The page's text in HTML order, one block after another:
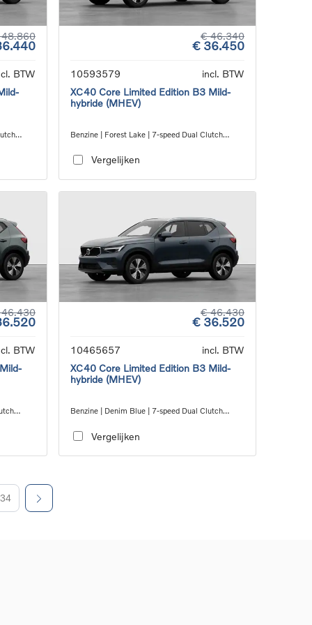
BTW
€ 46.340
€ 36.450
10593579
incl. BTW
XC40 Core Limited Edition B3 Mild-
hybride (MHEV)
Benzine | Forest Lake | 7-speed Dual Clutch
Vergelijken
BTW
€ 46.430
€ 36.520
10465657
incl. BTW
XC40 Core Limited Edition B3 Mild-
hybride (MHEV)
Benzine | Denim Blue | 7-speed Dual Clutch
Vergelijken
34